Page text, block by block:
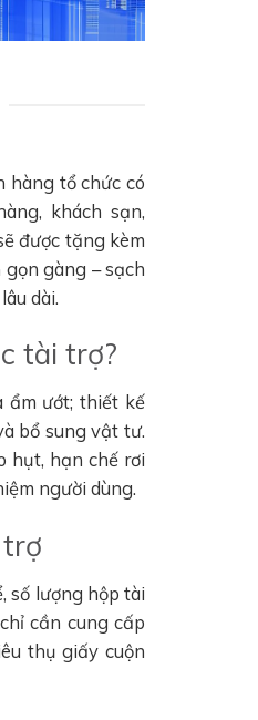
hàng tổ chức có
khách sạn,
được tặng kèm
gàng – sạch
dài.
tài trợ?
ẩm ướt; thiết kế
bổ sung vật tư.
hụt, hạn chế rơi
người dùng.
số lượng hộp tài
cần cung cấp
thụ giấy cuộn